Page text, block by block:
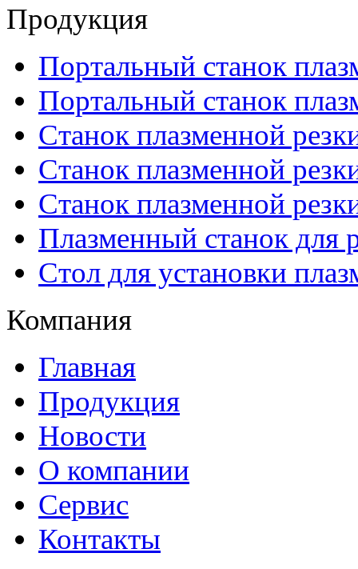
Продукция
Портальный станок
Портальный станок
Станок плазменной
Станок плазменной
Станок плазменной
Плазменный станок для
Стол для установки
Компания
Главная
Продукция
Новости
О компании
Сервис
Контакты